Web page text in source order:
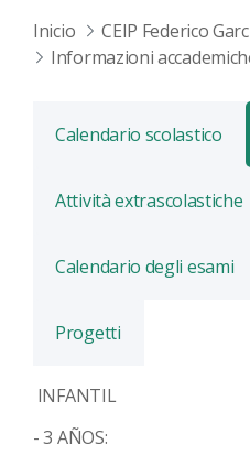
Inicio
CEIP Federico
Informazioni
Calendario scolastico
Attività extrascolastiche
Calendario degli esami
Progetti
INFANTIL
- 3 AÑOS: